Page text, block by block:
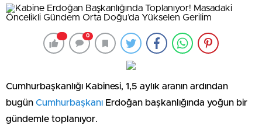
0
Cumhurbaşkanlığı Kabinesi, 1,5 aylık aranın ardından
bugün Cumhurbaşkanı Erdoğan başkanlığında yoğun bir
gündemle toplanıyor.